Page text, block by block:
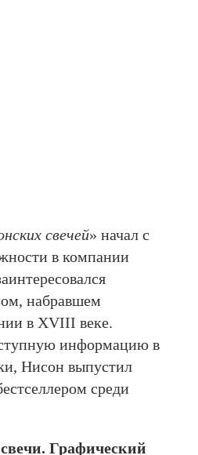
свечей» начал с
в компании
набравшем
в XVIII веке.
информацию в
Нисон выпустил
среди
Графический